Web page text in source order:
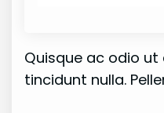
Quisque ac odio
tincidunt nulla.